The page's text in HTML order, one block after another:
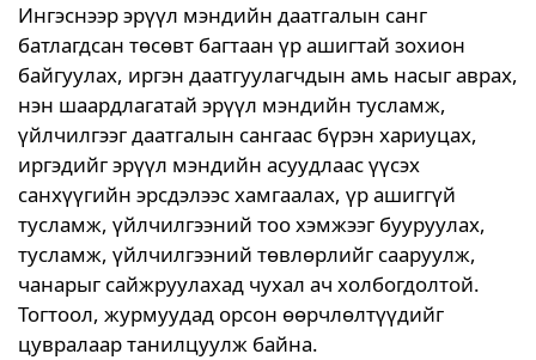
Ингэснээр эрүүл мэндийн даатгалын санг
батлагдсан төсөвт багтаан үр ашигтай зохион
байгуулах, иргэн даатгуулагчдын амь насыг аврах,
нэн шаардлагатай эрүүл мэндийн тусламж,
үйлчилгээг даатгалын сангаас бүрэн хариуцах,
иргэдийг эрүүл мэндийн асуудлаас үүсэх
санхүүгийн эрсдэлээс хамгаалах, үр ашиггүй
тусламж, үйлчилгээний тоо хэмжээг бууруулах,
тусламж, үйлчилгээний төвлөрлийг сааруулж,
чанарыг сайжруулахад чухал ач холбогдолтой.
Тогтоол, журмуудад орсон өөрчлөлтүүдийг
цувралаар танилцуулж байна.